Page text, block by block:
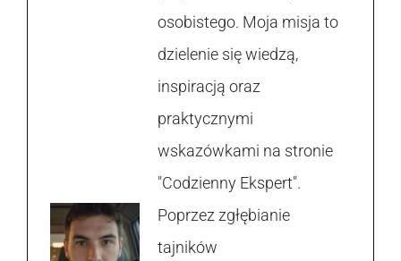
osobistego. Moja misja to
dzielenie się wiedzą,
inspiracją oraz
praktycznymi
wskazówkami na stronie
"Codzienny Ekspert".
Poprzez zgłębianie
tajników